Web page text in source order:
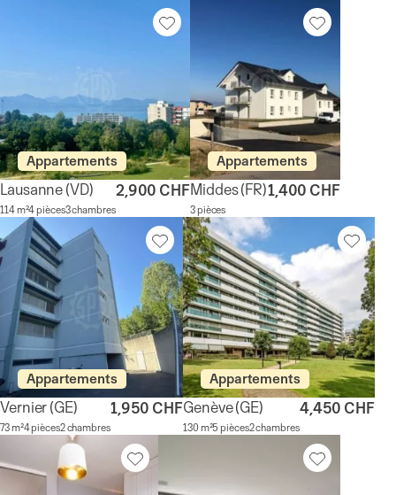
Appartements
Lausanne(VD)
114 m²4 pièces3 chambres
2,900 CHF
Appartements
Middes(FR)
3 pièces
1,400 CHF
Appartements
Vernier(GE)
73 m²4 pièces2 chambres
1,950 CHF
Appartements
Genève(GE)
130 m²5 pièces2 chambres
4,450 CHF